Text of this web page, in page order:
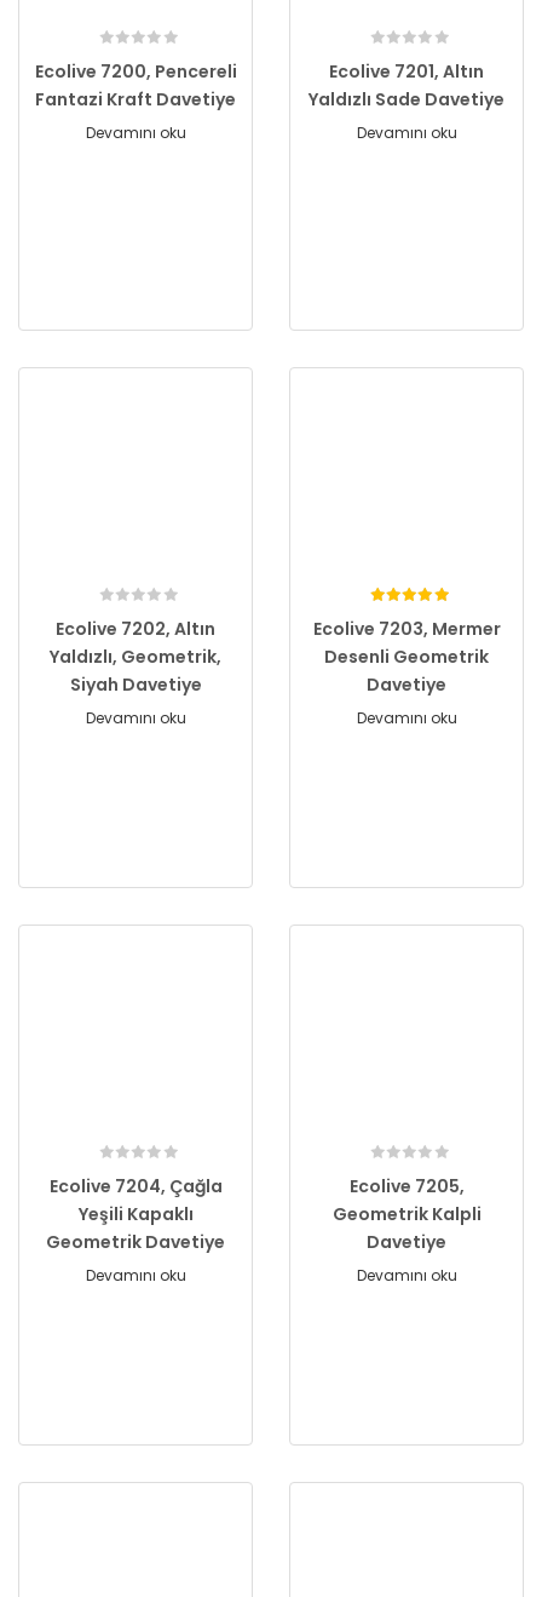
Ecolive 7200, Pencereli
Fantazi Kraft Davetiye
Devamını oku
Ecolive 7201, Altın
Yaldızlı Sade Davetiye
Devamını oku
Ecolive 7202, Altın
Yaldızlı, Geometrik,
Siyah Davetiye
Devamını oku
Ecolive 7203, Mermer
Desenli Geometrik
Davetiye
Devamını oku
Ecolive 7204, Çağla
Yeşili Kapaklı
Geometrik Davetiye
Devamını oku
Ecolive 7205,
Geometrik Kalpli
Davetiye
Devamını oku